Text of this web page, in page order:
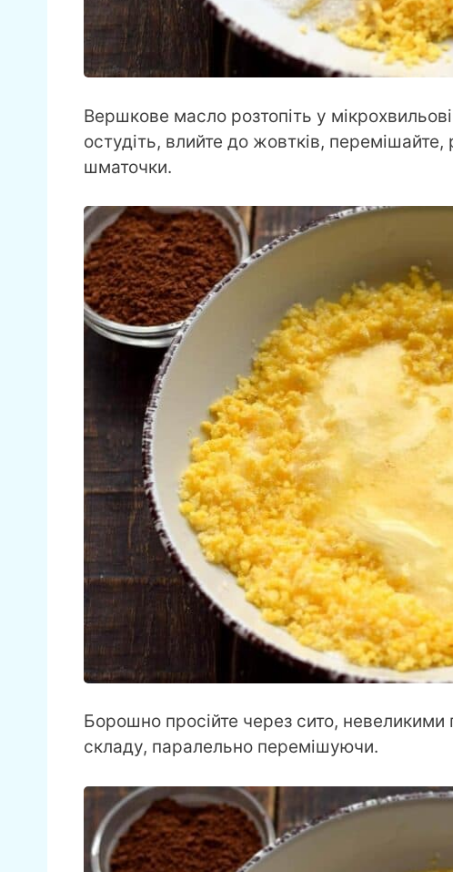
Вершкове масло розтопіть у
остудіть, влийте до жовтків,
шматочки.
Борошно просійте через сито,
складу, паралельно перемішуючи.